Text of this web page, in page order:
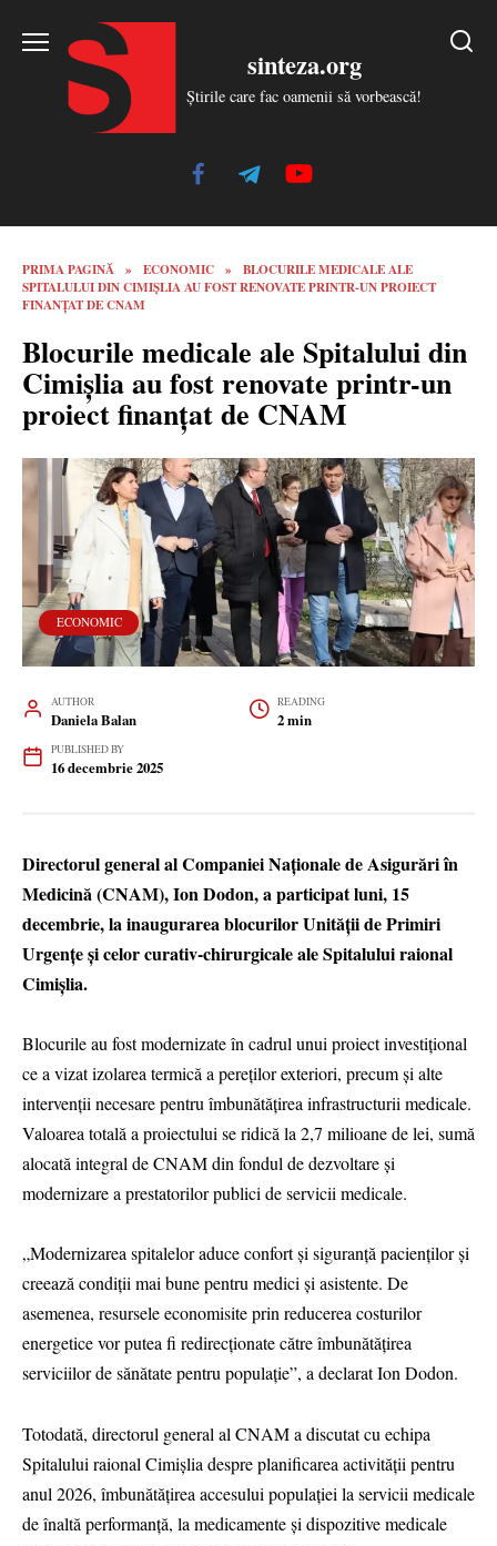
sinteza.org
Știrile care fac oamenii să vorbească!
PRIMA PAGINĂ » ECONOMIC »
BLOCURILE MEDICALE ALE
SPITALULUI DIN CIMIȘLIA AU FOST RENOVATE PRINTR-UN PROIECT
FINANȚAT DE CNAM
Blocurile medicale ale Spitalului din
Cimișlia au fost renovate printr-un
proiect finanțat de CNAM
ECONOMIC
AUTHOR
Daniela Balan
READING
2 min
PUBLISHED BY
16 decembrie 2025
Directorul general al Companiei Naționale de Asigurări în
Medicină (CNAM), Ion Dodon, a participat luni, 15
decembrie, la inaugurarea blocurilor Unității de Primiri
Urgențe și celor curativ-chirurgicale ale Spitalului raional
Cimișlia.
Blocurile au fost modernizate în cadrul unui proiect investițional
ce a vizat izolarea termică a pereților exteriori, precum și alte
intervenții necesare pentru îmbunătățirea infrastructurii medicale.
Valoarea totală a proiectului se ridică la 2,7 milioane de lei, sumă
alocată integral de CNAM din fondul de dezvoltare și
modernizare a prestatorilor publici de servicii medicale.
„Modernizarea spitalelor aduce confort și siguranță pacienților și
creează condiții mai bune pentru medici și asistente. De
asemenea, resursele economisite prin reducerea costurilor
energetice vor putea fi redirecționate către îmbunătățirea
serviciilor de sănătate pentru populație”, a declarat Ion Dodon.
Totodată, directorul general al CNAM a discutat cu echipa
Spitalului raional Cimișlia despre planificarea activității pentru
anul 2026, îmbunătățirea accesului populației la servicii medicale
de înaltă performanță, la medicamente și dispozitive medicale